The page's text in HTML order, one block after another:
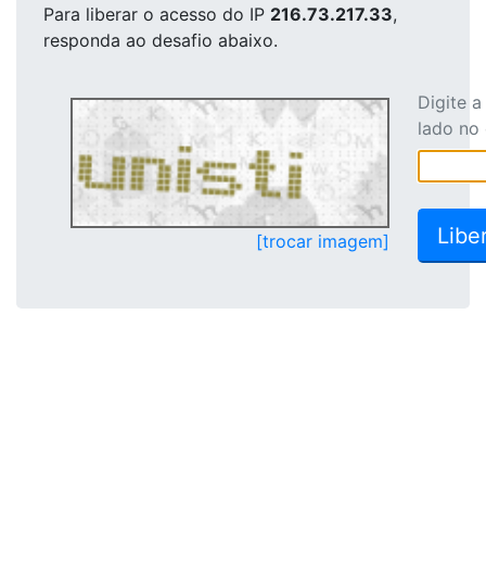
Para liberar o acesso do IP 216.73.217.33,
responda ao desafio abaixo.
[trocar imagem]
Digite
lado no